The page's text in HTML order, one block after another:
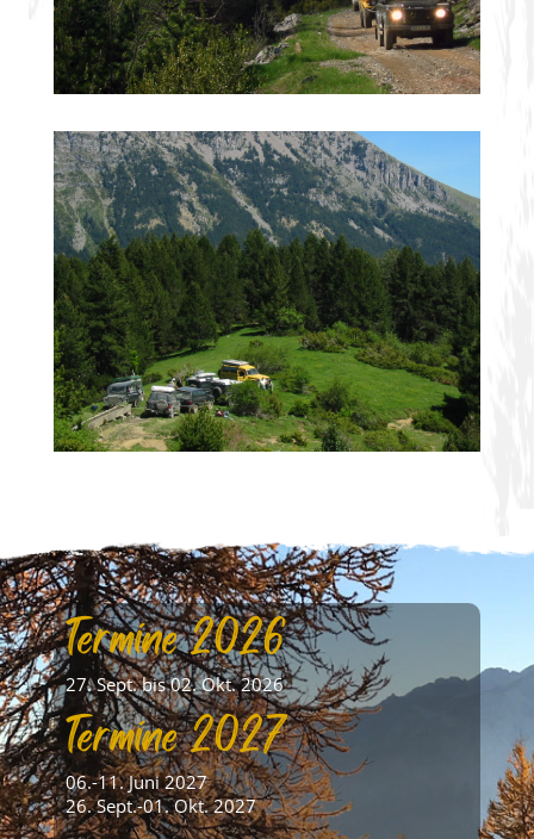
Termine 2026
27. Sept. bis 02. Okt. 2026
Termine 2027
06.-11. Juni 2027
26. Sept.-01. Okt. 2027